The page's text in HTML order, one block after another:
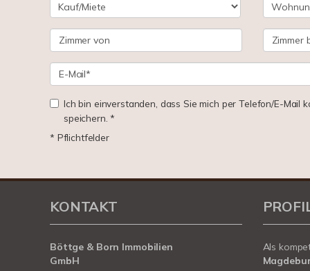
Ich bin einverstanden, dass Sie mich per Telefon/E-Mail
speichern. *
* Pflichtfelder
KONTAKT
Böttge & Born Immobilien
GmbH
Als